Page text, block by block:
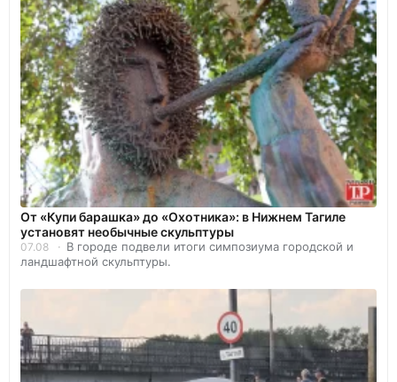
От «Купи барашка» до «Охотника»: в Нижнем Тагиле
установят необычные скульптуры
07.08
В городе подвели итоги симпозиума городской и
ландшафтной скульптуры.